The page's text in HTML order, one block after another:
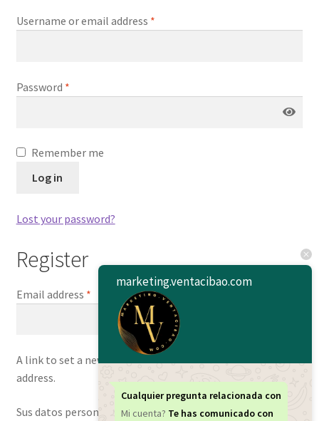
Envíanos tus Enlaces
JuanSabeloTodo
Política de privacidad
Política de reembolsos y devoluciones
Username or email address *
Password *
Remember me
Log in
Lost your password?
Register
Email address *
A link to set a new password will be sent to your email
address.
Sus datos personales se utilizarán para respaldar su
marketing.ventacibao.com
Cualquier pregunta relacionada con
Mi cuenta? Te has comunicado con